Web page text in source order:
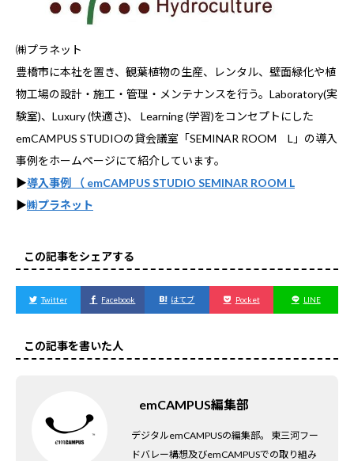
㈱プラネット
豊橋市に本社を置き、観葉植物の生産、レンタル、壁面緑化や植
物工場の設計・施工・管理・メンテナンスを行う。Laboratory(実
験室)、Luxury (快適さ)、 Learning (学習)をコンセプトにした
emCAMPUS STUDIOの貸会議室「SEMINAR ROOM L」の導入
事例をホームページにて紹介しています。
▶導入事例 （ emCAMPUS STUDIO SEMINAR ROOM L
▶㈱プラネット
この記事をシェアする
Twitter Facebook はてブ Pocket LINE
この記事を書いた人
emCAMPUS編集部
デジタルemCAMPUSの編集部。 東三河フー
ドバレー構想及びemCAMPUSでの取り組み